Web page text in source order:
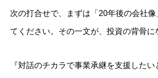
次の打合せで、まずは「20年後の会社像
てください。その一文が、投資の背骨に
『対話のチカラで事業承継を支援した